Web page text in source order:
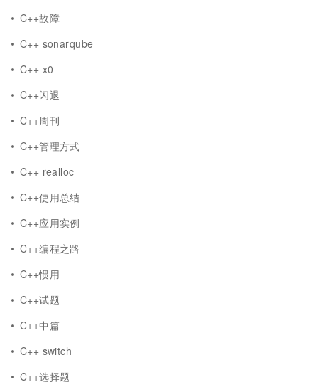
C++故障
C++ sonarqube
C++ x0
C++闪退
C++周刊
C++管理方式
C++ realloc
C++使用总结
C++应用实例
C++编程之路
C++惯用
C++试题
C++中篇
C++ switch
C++选择题